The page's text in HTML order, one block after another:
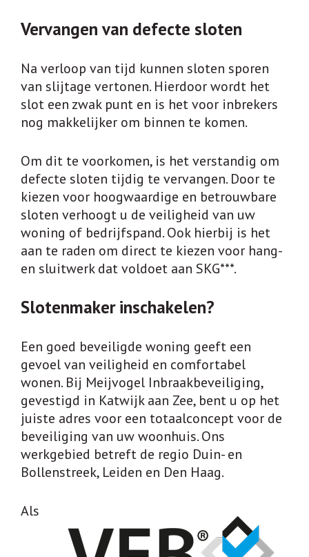
Vervangen van defecte sloten
Na verloop van tijd kunnen sloten sporen
van slijtage vertonen. Hierdoor wordt het
slot een zwak punt en is het voor inbrekers
nog makkelijker om binnen te komen.
Om dit te voorkomen, is het verstandig om
defecte sloten tijdig te vervangen. Door te
kiezen voor hoogwaardige en betrouwbare
sloten verhoogt u de veiligheid van uw
woning of bedrijfspand. Ook hierbij is het
aan te raden om direct te kiezen voor hang-
en sluitwerk dat voldoet aan SKG***.
Slotenmaker inschakelen?
Een goed beveiligde woning geeft een
gevoel van veiligheid en comfortabel
wonen. Bij Meijvogel Inbraakbeveiliging,
gevestigd in Katwijk aan Zee, bent u op het
juiste adres voor een totaalconcept voor de
beveiliging van uw woonhuis. Ons
werkgebied betreft de regio Duin- en
Bollenstreek, Leiden en Den Haag.
Als